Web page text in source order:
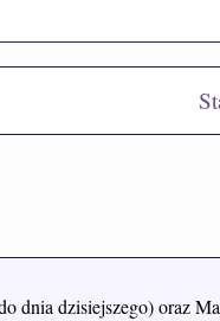
dnia dzisiejszego) oraz